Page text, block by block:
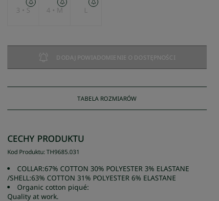
3 • S 4 • M L
DODAJ POWIADOMIENIE O DOSTĘPNOŚCI
TABELA ROZMIARÓW
CECHY PRODUKTU
Kod Produktu:TH9685.031
COLLAR:67% COTTON 30% POLYESTER 3% ELASTANE
/SHELL:63% COTTON 31% POLYESTER 6% ELASTANE
Organic cotton piqué:
Quality at work.